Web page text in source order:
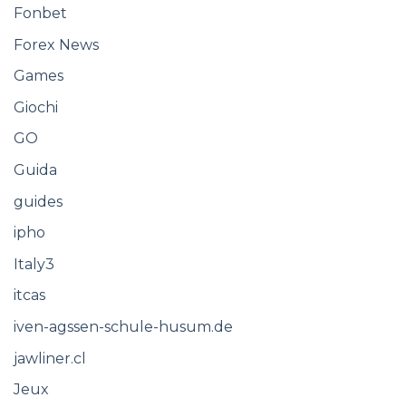
Fonbet
Forex News
Games
Giochi
GO
Guida
guides
ipho
Italy3
itcas
iven-agssen-schule-husum.de
jawliner.cl
Jeux